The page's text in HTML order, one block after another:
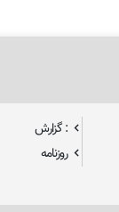
: گزارش
روزنامه